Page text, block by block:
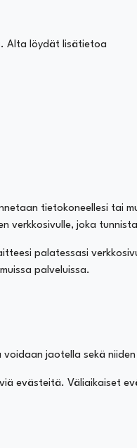
Alta löydät lisätietoa
tietokoneellesi tai
verkkosivulle, joka
palatessasi
palveluissa.
jaotella sekä
evästeitä. Väliaikaiset